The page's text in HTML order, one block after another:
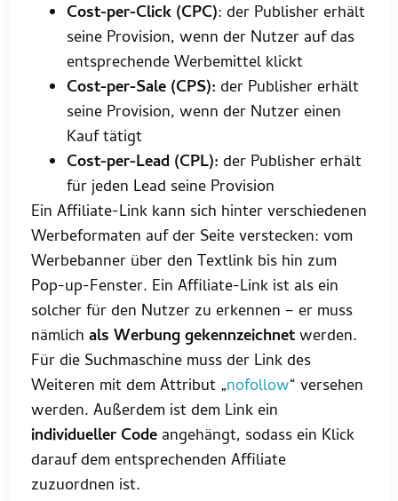
Cost-per-Click (CPC): der Publisher erhält
seine Provision, wenn der Nutzer auf das
entsprechende Werbemittel klickt
Cost-per-Sale (CPS): der Publisher erhält
seine Provision, wenn der Nutzer einen
Kauf tätigt
Cost-per-Lead (CPL): der Publisher erhält
für jeden Lead seine Provision
Ein Affiliate-Link kann sich hinter verschiedenen
Werbeformaten auf der Seite verstecken: vom
Werbebanner über den Textlink bis hin zum
Pop-up-Fenster. Ein Affiliate-Link ist als ein
solcher für den Nutzer zu erkennen – er muss
nämlich als Werbung gekennzeichnetwerden.
Für die Suchmaschine muss der Link des
Weiteren mit dem Attribut „nofollow“ versehen
werden. Außerdem ist dem Link ein
individueller Code angehängt, sodass ein Klick
darauf dem entsprechenden Affiliate
zuzuordnen ist.